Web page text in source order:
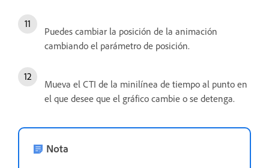
Puedes cambiar la posición de la animación
cambiando el parámetro de posición.
Mueva el CTI de la minilínea de tiempo al punto en
el que desee que el gráfico cambie o se detenga.
Nota